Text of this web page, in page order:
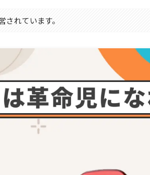
されています。